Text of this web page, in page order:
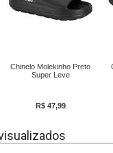
Chinelo Molekinho Preto
Super Leve
R$ 47,99